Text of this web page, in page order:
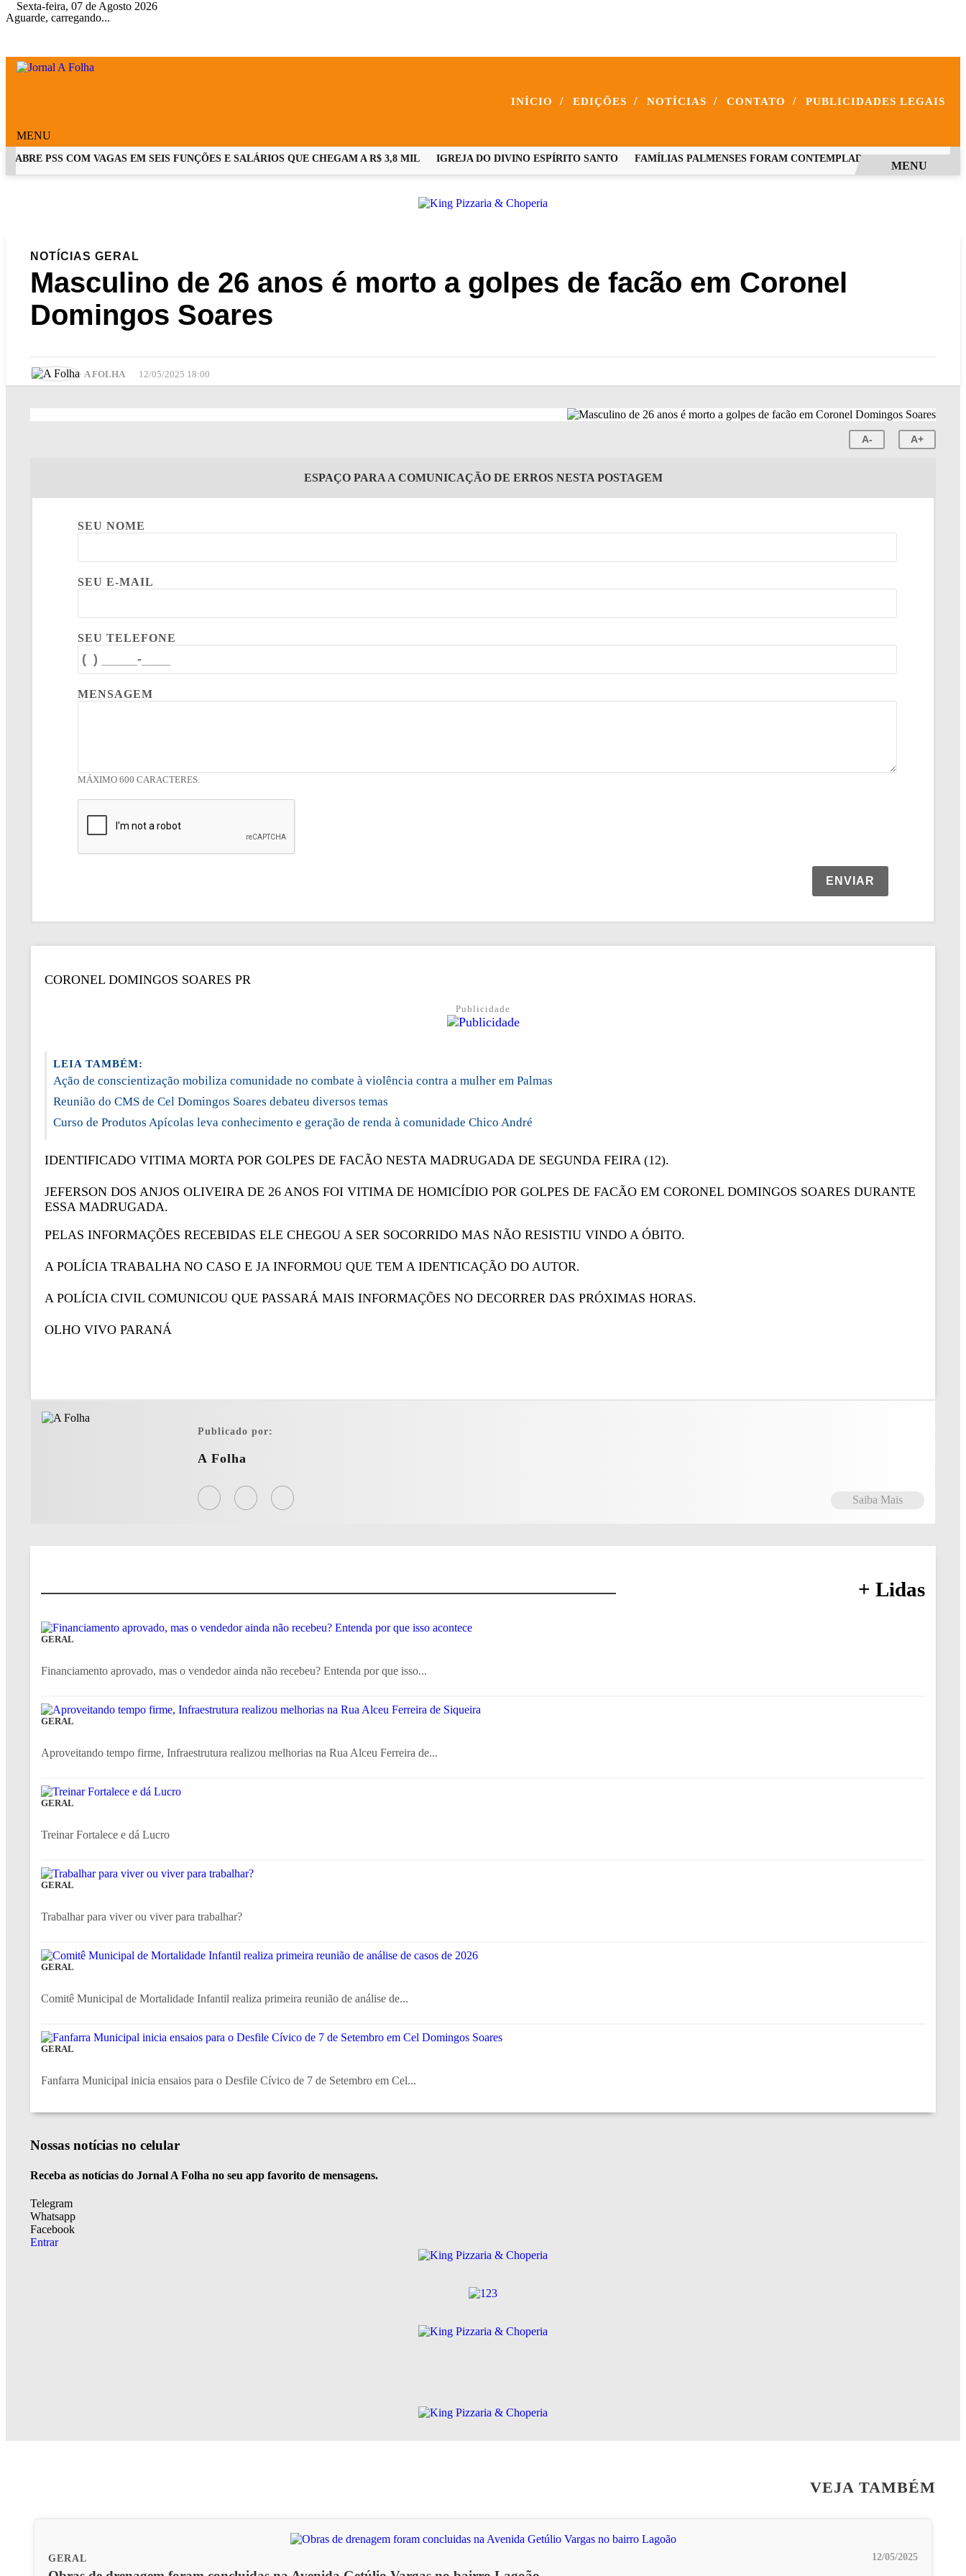
Aguarde, carregando...
Sexta-feira, 07 de Agosto 2026
INÍCIO / EDIÇÕES / NOTÍCIAS / CONTATO / PUBLICIDADES LEGAIS
MENU
PSS COM VAGAS EM SEIS FUNÇÕES E SALÁRIOS QUE CHEGAM A R$ 3,8 MIL IGREJA DO DIVINO ESPÍRITO SANTO FAMÍLIAS PALMENSES FORAM CONTEMPLADAS COM PROGRAMAS
MENU
NOTÍCIAS GERAL
Masculino de 26 anos é morto a golpes de facão em Coronel
Domingos Soares
A FOLHA 12/05/2025 18:00
A- A+
ESPAÇO PARA A COMUNICAÇÃO DE ERROS NESTA POSTAGEM
SEU NOME
SEU E-MAIL
SEU TELEFONE
MENSAGEM
MÁXIMO 600 CARACTERES.
ENVIAR
CORONEL DOMINGOS SOARES PR
Publicidade
LEIA TAMBÉM:
Ação de conscientização mobiliza comunidade no combate à violência contra a mulher em Palmas
Reunião do CMS de Cel Domingos Soares debateu diversos temas
Curso de Produtos Apícolas leva conhecimento e geração de renda à comunidade Chico André
IDENTIFICADO VITIMA MORTA POR GOLPES DE FACÃO NESTA MADRUGADA DE SEGUNDA FEIRA (12).
JEFERSON DOS ANJOS OLIVEIRA DE 26 ANOS FOI VITIMA DE HOMICÍDIO POR GOLPES DE FACÃO EM CORONEL DOMINGOS SOARES DURANTE
ESSA MADRUGADA.
PELAS INFORMAÇÕES RECEBIDAS ELE CHEGOU A SER SOCORRIDO MAS NÃO RESISTIU VINDO A ÓBITO.
A POLÍCIA TRABALHA NO CASO E JA INFORMOU QUE TEM A IDENTICAÇÃO DO AUTOR.
A POLÍCIA CIVIL COMUNICOU QUE PASSARÁ MAIS INFORMAÇÕES NO DECORRER DAS PRÓXIMAS HORAS.
OLHO VIVO PARANÁ
Publicado por:
A Folha
Saiba Mais
+ Lidas
GERAL
Financiamento aprovado, mas o vendedor ainda não recebeu? Entenda por que isso...
GERAL
Aproveitando tempo firme, Infraestrutura realizou melhorias na Rua Alceu Ferreira de...
GERAL
Treinar Fortalece e dá Lucro
GERAL
Trabalhar para viver ou viver para trabalhar?
GERAL
Comitê Municipal de Mortalidade Infantil realiza primeira reunião de análise de...
GERAL
Fanfarra Municipal inicia ensaios para o Desfile Cívico de 7 de Setembro em Cel...
Nossas notícias no celular
Receba as notícias do Jornal A Folha no seu app favorito de mensagens.
Telegram
Whatsapp
Facebook
Entrar
VEJA TAMBÉM
GERAL 12/05/2025